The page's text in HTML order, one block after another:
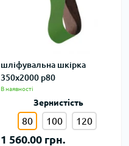
шліфувальна шкірка
350х2000 p80
В наявності
Зернистість
80 100 120
1 560.00 грн.